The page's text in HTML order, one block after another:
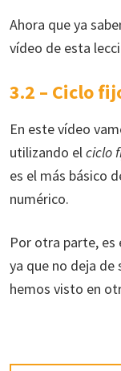
Ahora que ya
vídeo de esta
3.2 – Ciclo
En este vídeo
utilizando elciclo
es el más básico
numérico.
Por otra parte,
ya que no deja de
hemos visto en